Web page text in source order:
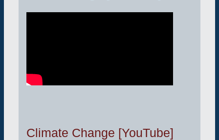
Climate Change [YouTube]